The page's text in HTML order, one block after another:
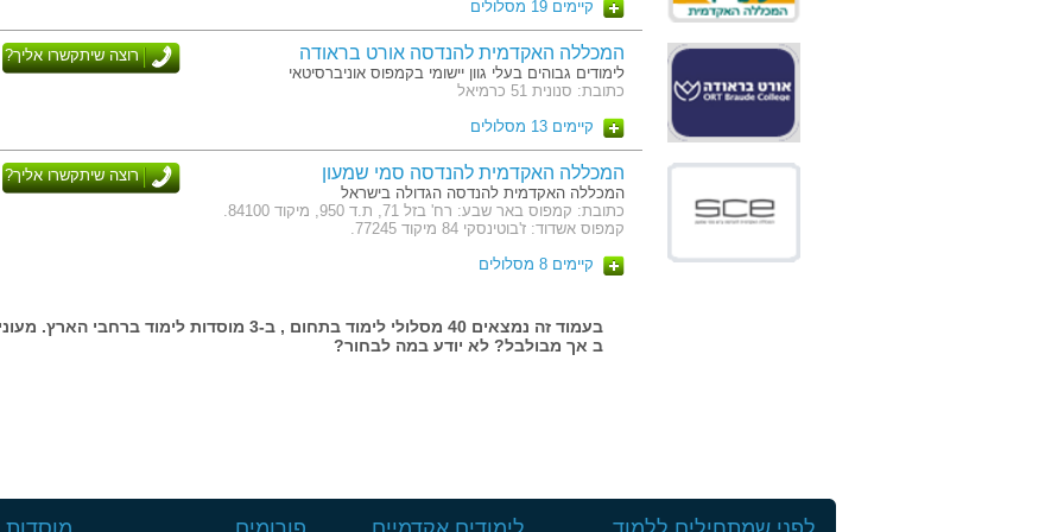
מפגשי מידע:
המכללה מקיימת מפגשי מידע קבועים בכל יום ב' בשעה 17:30 ובימי ו' בשעה 10:00.
ניתן לשלם את שכר הלימוד באמצעות הפיקדון הצבאי העומד לרשותכם.
כל אלו הביאו את המכללה תוך זמן קצר להפוך לאחת משלוש המכללות המובילות של
האוניברסיטה הפתוחה.
קיימים 19 מסלולים
המכללה האקדמית להנדסה אורט בראודה
לימודים גבוהים בעלי גוון יישומי בקמפוס אוניברסיטאי
כתובת: סנונית 51 כרמיאל
רוצה שיתקשרו אליך?
קיימים 13 מסלולים
המכללה האקדמית להנדסה סמי שמעון
המכללה האקדמית להנדסה הגדולה בישראל
כתובת: קמפוס באר שבע: רח' בזל 71, ת.ד 950, מיקוד 84100.
קמפוס אשדוד: ז'בוטינסקי 84 מיקוד 77245.
רוצה שיתקשרו אליך?
קיימים 8 מסלולים
בעמוד זה נמצאים 40 מסלולי לימוד בתחום , ב-3 מוסדות לימוד ברחבי הארץ.
ב אך מבולבל? לא יודע במה לבחור?